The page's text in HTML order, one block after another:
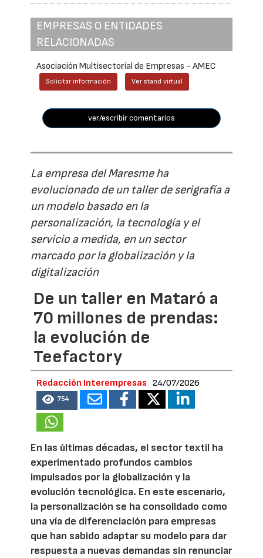
EMPRESAS O ENTIDADES
RELACIONADAS
Asociación Multisectorial de Empresas - AMEC
Solicitar información Ver stand virtual
ver/escribir comentarios
La empresa del Maresme ha
evolucionado de un taller de serigrafía a
un modelo basado en la
personalización, la tecnología y el
servicio a medida, en un sector
marcado por la globalización y la
digitalización
De un taller en Mataró a
70 millones de prendas:
la evolución de
Teefactory
Redacción Interempresas 24/07/2026
754
En las últimas décadas, el sector textil ha
experimentado profundos cambios
impulsados por la globalización y la
evolución tecnológica. En este escenario,
la personalización se ha consolidado como
una vía de diferenciación para empresas
que han sabido adaptar su modelo para dar
respuesta a nuevas demandas sin renunciar